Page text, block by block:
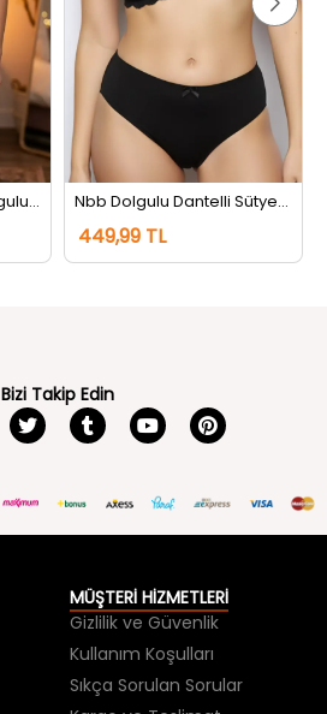
Tılsım Dantelli Işıltılı Dolgulu Sütyen Takım Siyah Nbb Dolgulu Dantelli Sütyen Takım Siyah
449,99 TL
Bizi Takip Edin
MÜŞTERİ HİZMETLERİ
Gizlilik ve Güvenlik
Kullanım Koşulları
Sıkça Sorulan Sorular